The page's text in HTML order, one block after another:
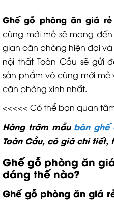
Ghế gỗ phòng ăn giá rẻ
cùng mới mẻ sẽ mang
gian căn phòng hiện đại
nội thất Toàn Cầu sẽ gửi
sản phẩm vô cùng mới
căn phòng xinh nhất.
<<<<< Có thể bạn quan
Hàng trăm mẫu bàn ghế
Toàn Cầu, có giá chi tiết,
Ghế gỗ phòng ăn
dáng thế nào?
Ghế gỗ phòng ăn giá